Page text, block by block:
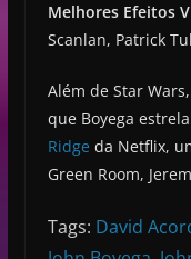
Melhores Efeitos
Scanlan, Patrick
Além de Star
que Boyega
Ridge da Netflix,
Green Room,
Tags: David